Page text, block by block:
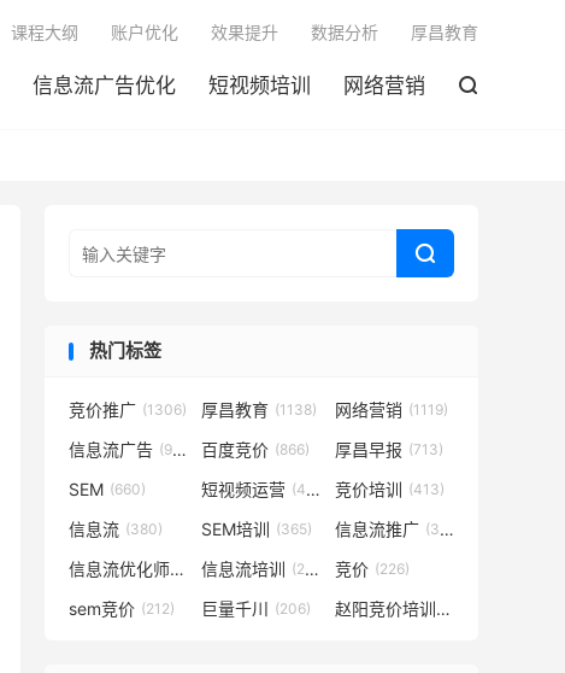
信息流广告优化 短视频培训 网络营销 
课程大纲 账户优化 效果提升 数据分析 厚昌教育

热门标签
竞价推广 (1306) 厚昌教育 (1138) 网络营销 (1119)
信息流广告 (932) 百度竞价 (866) 厚昌早报 (713)
SEM (660) 短视频运营 (431) 竞价培训 (413)
信息流 (380) SEM培训 (365) 信息流推广 (350)
信息流优化师(291)信息流培训 (281) 竞价 (226)
sem竞价 (212) 巨量千川 (206) 赵阳竞价培训(194)